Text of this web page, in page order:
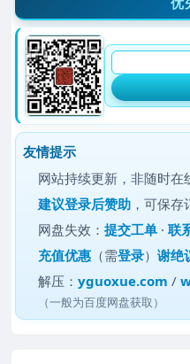
友情提示
网站持续更新，非随时在
建议登录后赞助 ，可保存
网盘失效：提交工单 ·联
充值优惠 （需登录）谢绝
解压：yguoxue.com /
（一般为百度网盘获取）